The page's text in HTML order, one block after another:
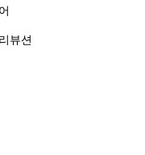
뷰션